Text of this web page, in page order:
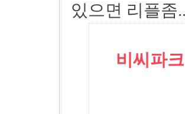
있으면 리플좀
비씨파